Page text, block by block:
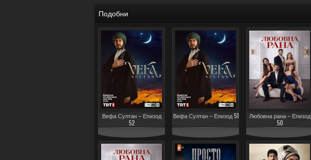
Подобни
Вефа Султан – Епизод
52
Вефа Султан – Епизод 51
Любовна рана – Епизод
50